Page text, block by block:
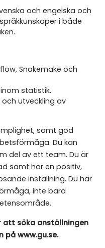
och engelska och
i både
Snakemake och
statistik.
och utveckling av
samt god
Du kan
del av ett team. Du är
samt har en positiv,
inställning. Du har
inte bara
att söka anställningen
på www.gu.se.